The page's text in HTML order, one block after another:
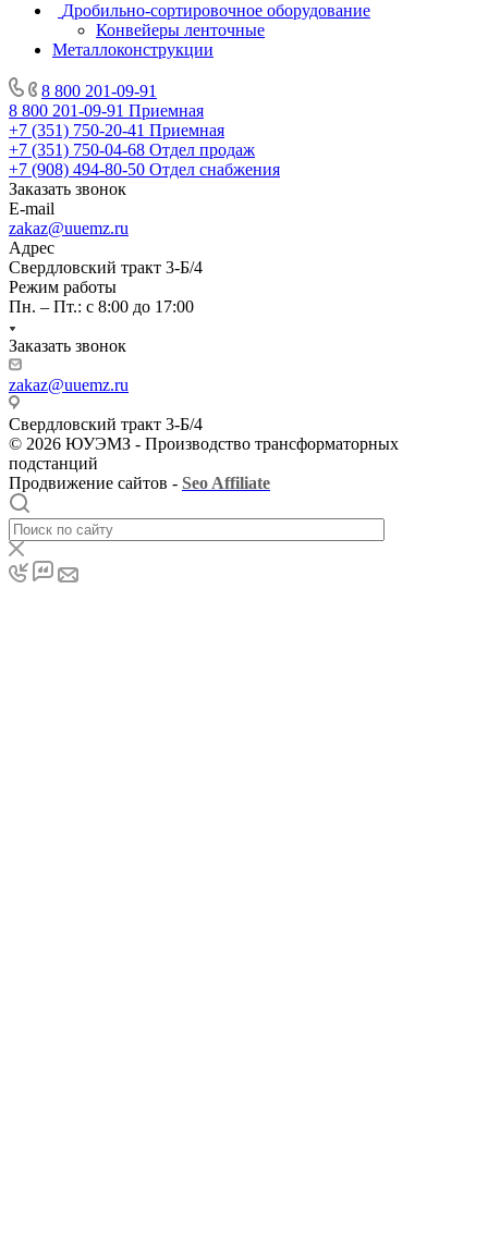
Дробильно-сортировочное оборудование
Конвейеры ленточные
Металлоконструкции
8 800 201-09-91
8 800 201-09-91 Приемная
+7 (351) 750-20-41 Приемная
+7 (351) 750-04-68 Отдел продаж
+7 (908) 494-80-50 Отдел снабжения
Заказать звонок
E-mail
zakaz@uuemz.ru
Адрес
Свердловский тракт 3-Б/4
Режим работы
Пн. – Пт.: с 8:00 до 17:00
Заказать звонок
zakaz@uuemz.ru
Свердловский тракт 3-Б/4
© 2026 ЮУЭМЗ - Производство трансформаторных
подстанций
Продвижение сайтов - Seo Affiliate